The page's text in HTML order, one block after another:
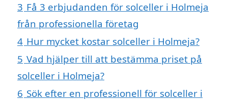
3 Få 3 erbjudanden för solceller i Holmeja
från professionella företag
4 Hur mycket kostar solceller i Holmeja?
5 Vad hjälper till att bestämma priset på
solceller i Holmeja?
6 Sök efter en professionell för solceller i